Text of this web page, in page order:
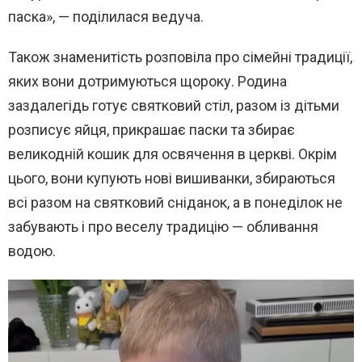
паска», — поділилася ведуча.
Також знаменитість розповіла про сімейні традиції,
яких вони дотримуються щороку. Родина
заздалегідь готує святковий стіл, разом із дітьми
розписує яйця, прикрашає паски та збирає
великодній кошик для освячення в церкві. Окрім
цього, вони купують нові вишиванки, збираються
всі разом на святковий сніданок, а в понеділок не
забувають і про веселу традицію — обливання
водою.
В
и
д